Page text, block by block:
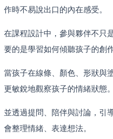
作時不易說出口的內在感受。
在課程設計中，參與夥伴不只
要的是學習如何傾聽孩子的創作
當孩子在線條、顏色、形狀與
更敏銳地觀察孩子的情緒狀態。
並透過提問、陪伴與討論，引
會整理情緒、表達想法。